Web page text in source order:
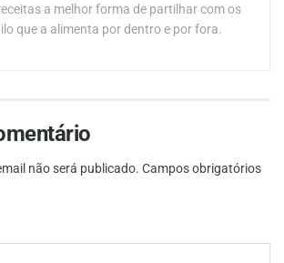
a melhor forma de partilhar com os
que a alimenta por dentro e por fora.
não será publicado. Campos obrigatórios